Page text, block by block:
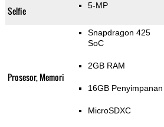
Selfie 5-MP
Prosesor, Memori
Snapdragon 425
SoC
2GB RAM
16GB Penyimpanan
MicroSDXC